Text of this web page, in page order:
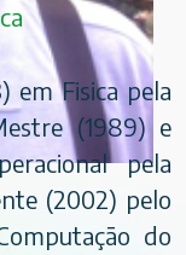
em Fisica pela
(1989) e
pela
(2002) pelo
do